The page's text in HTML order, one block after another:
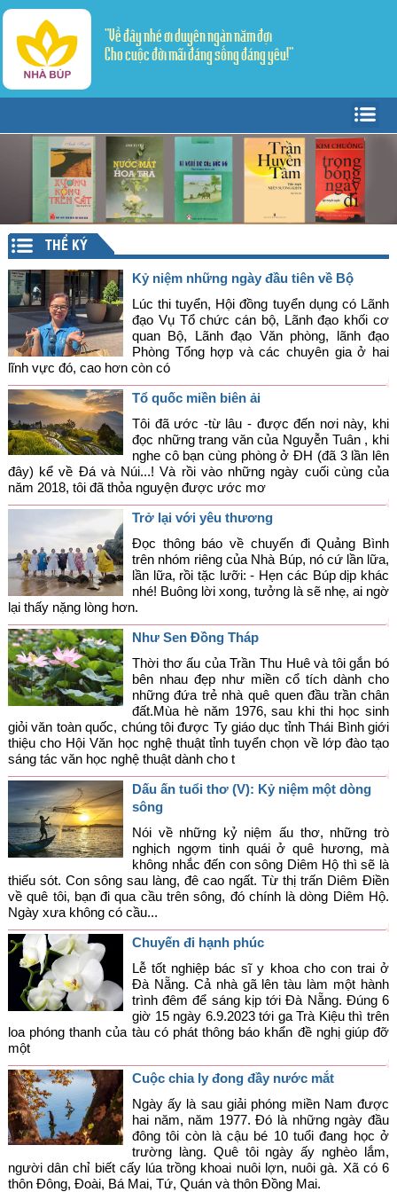
"Về đây nhé ơi duyên ngàn năm đợi
Cho cuộc đời mãi đáng sống đáng yêu!"
Giới thiệu
Tác giả - Tác phẩm
Trang văn ▼
Tản Văn
Truyện ngắn
Thể ký
Trang thơ ▼
Sáng tác
Dịch thơ
Văn học dân gian
Lý luận - Phê bình
Mỹ thuật - Âm nhạc
Góc chia sẻ
Liên hệ
Tìm kiếm
THỂ KÝ
Kỷ niệm những ngày đầu tiên về Bộ
Lúc thi tuyển, Hội đồng tuyển dụng có Lãnh
đạo Vụ Tổ chức cán bộ, Lãnh đạo khối cơ
quan Bộ, Lãnh đạo Văn phòng, lãnh đạo
Phòng Tổng hợp và các chuyên gia ở hai
lĩnh vực đó, cao hơn còn có
Tổ quốc miền biên ải
Tôi đã ước -từ lâu - được đến nơi này, khi
đọc những trang văn của Nguyễn Tuân , khi
nghe cô bạn cùng phòng ở ĐH (đã 3 lần lên
đây) kể về Đá và Núi...! Và rồi vào những ngày cuối cùng của
năm 2018, tôi đã thỏa nguyện được ước mơ
Trở lại với yêu thương
Đọc thông báo về chuyến đi Quảng Bình
trên nhóm riêng của Nhà Búp, nó cứ lần lữa,
lần lữa, rồi tặc lưỡi: - Hẹn các Búp dịp khác
nhé! Buông lời xong, tưởng là sẽ nhẹ, ai ngờ
lại thấy nặng lòng hơn.
Như Sen Đồng Tháp
Thời thơ ấu của Trần Thu Huê và tôi gắn bó
bên nhau đẹp như miền cổ tích dành cho
những đứa trẻ nhà quê quen đầu trần chân
đất.Mùa hè năm 1976, sau khi thi học sinh
giỏi văn toàn quốc, chúng tôi được Ty giáo dục tỉnh Thái Bình giới
thiệu cho Hội Văn học nghệ thuật tỉnh tuyển chọn về lớp đào tạo
sáng tác văn học nghệ thuật dành cho t
Dấu ấn tuổi thơ (V): Kỷ niệm một dòng
sông
Nói về những kỷ niệm ấu thơ, những trò
nghịch ngợm tinh quái ở quê hương, mà
không nhắc đến con sông Diêm Hộ thì sẽ là
thiếu sót. Con sông sau làng, đê cao ngất. Từ thị trấn Diêm Điền
về quê tôi, bạn đi qua cầu trên sông, đó chính là dòng Diêm Hộ.
Ngày xưa không có cầu...
Chuyến đi hạnh phúc
Lễ tốt nghiệp bác sĩ y khoa cho con trai ở
Đà Nẵng. Cả nhà gã lên tàu làm một hành
trình đêm để sáng kịp tới Đà Nẵng. Đúng 6
giờ 15 ngày 6.9.2023 tới ga Trà Kiệu thì trên
loa phóng thanh của tàu có phát thông báo khẩn đề nghị giúp đỡ
một
Cuộc chia ly đong đầy nước mắt
Ngày ấy là sau giải phóng miền Nam được
hai năm, năm 1977. Đó là những ngày đầu
đông tôi còn là cậu bé 10 tuổi đang học ở
trường làng. Quê tôi ngày ấy nghèo lắm,
người dân chỉ biết cấy lúa trồng khoai nuôi lợn, nuôi gà. Xã có 6
thôn Đông, Đoài, Bá Mai, Tứ, Quán và thôn Đồng Mai.